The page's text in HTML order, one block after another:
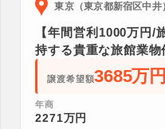
東京（東京都新宿区中井
【年間営利1000万円/
持する貴重な旅館業物
譲渡希望額3685万円
年商
2271万円